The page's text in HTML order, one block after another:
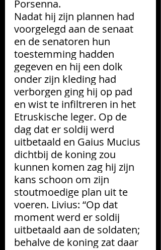
Porsenna.
Nadat hij zijn plannen had
voorgelegd aan de senaat
en de senatoren hun
toestemming hadden
gegeven en hij een dolk
onder zijn kleding had
verborgen ging hij op pad
en wist te infiltreren in het
Etruskische leger. Op de
dag dat er soldij werd
uitbetaald en Gaius Mucius
dichtbij de koning zou
kunnen komen zag hij zijn
kans schoon om zijn
stoutmoedige plan uit te
voeren. Livius: “Op dat
moment werd er soldij
uitbetaald aan de soldaten;
behalve de koning zat daar